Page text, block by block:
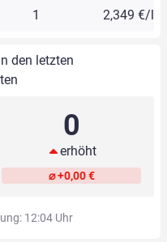
1 2,349 €/l
den letzten
0
erhöht
⌀ +0,00 €
12:04 Uhr